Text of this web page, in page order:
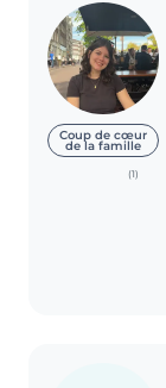
Coup de cœur
de la famille
(1)